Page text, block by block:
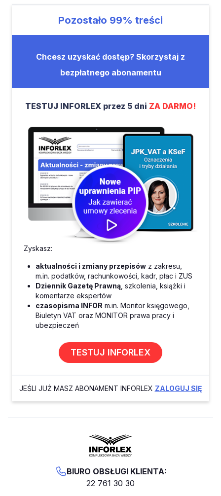
Pozostało 99% treści
Chcesz uzyskać dostęp? Skorzystaj z
bezpłatnego abonamentu
TESTUJ INFORLEX przez 5 dni ZA DARMO!
Zyskasz:
aktualności i zmiany przepisów z zakresu,
m.in. podatków, rachunkowości, kadr, płac i ZUS
Dziennik Gazetę Prawną , szkolenia, książki i
komentarze ekspertów
czasopisma INFOR m.in. Monitor księgowego,
Biuletyn VAT oraz MONITOR prawa pracy i
ubezpieczeń
TESTUJ INFORLEX
JEŚLI JUŻ MASZ ABONAMENT INFORLEX ZALOGUJ SIĘ
BIURO OBSŁUGI KLIENTA:
22 761 30 30